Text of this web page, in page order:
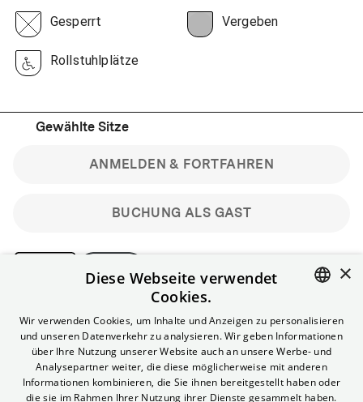
Gesperrt Vergeben
Rollstuhlplätze
Gewählte Sitze
BUCHUNG ALS GAST
ANMELDEN & FORTFAHREN
Bitte beachte: Gastbuchungen sind nicht stornierbar.
Registriere dich kostenlos für bis zu 90 min vor Filmbeginn
stornierbare Tickets für reguläre Vorstellungen.
Unlimited-Mitglied? Melde dich an, um deine Benefits
nutzen zu können.
ENGLISH
×
Diese Webseite verwendet
Cookies.
Wir verwenden Cookies, um Inhalte und Anzeigen zu personalisieren
und unseren Datenverkehr zu analysieren. Wir geben Informationen
über Ihre Nutzung unserer Website auch an unsere Werbe- und
Analysepartner weiter, die diese möglicherweise mit anderen
Informationen kombinieren, die Sie ihnen bereitgestellt haben oder
die sie im Rahmen Ihrer Nutzung ihrer Dienste gesammelt haben.